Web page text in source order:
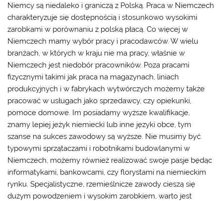
Niemcy są niedaleko i graniczą z Polską. Praca w Niemczech
charakteryzuje się dostępnością i stosunkowo wysokimi
zarobkami w porównaniu z polską płacą. Co więcej w
Niemczech mamy wybór pracy i pracodawców. W wielu
branżach, w których w kraju nie ma pracy, właśnie w
Niemczech jest niedobór pracowników. Poza pracami
fizycznymi takimi jak praca na magazynach, liniach
produkcyjnych i w fabrykach wytwórczych możemy także
pracować w usługach jako sprzedawcy, czy opiekunki,
pomoce domowe. Im posiadamy wyższe kwalifikacje,
znamy lepiej jeżyk niemiecki lub inne języki obce, tym
szanse na sukces zawodowy są wyższe. Nie musimy być
typowymi sprzątaczami i robotnikami budowlanymi w
Niemczech, możemy również realizować swoje pasje będąc
informatykami, bankowcami, czy florystami na niemieckim
rynku. Specjalistyczne, rzemieślnicze zawody cieszą się
dużym powodzeniem i wysokim zarobkiem, warto jest